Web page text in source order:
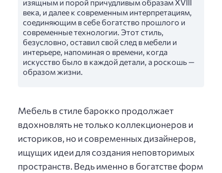
изящным и порой причудливым образам XVIII
века, и далее к современным интерпретациям,
соединяющим в себе богатство прошлого и
современные технологии. Этот стиль,
безусловно, оставил свой след в мебели и
интерьере, напоминая о времени, когда
искусство было в каждой детали, а роскошь —
образом жизни.
Мебель в стиле барокко продолжает
вдохновлять не только коллекционеров и
историков, но и современных дизайнеров,
ищущих идеи для создания неповторимых
пространств. Ведь именно в богатстве форм